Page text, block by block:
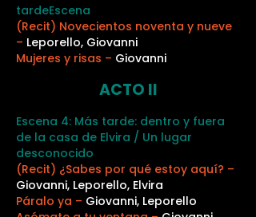
tardeEscena
(Recit) Novecientos noventa y nueve
– Leporello, Giovanni
Mujeres y risas – Giovanni
ACTO II
Escena 4: Más tarde: dentro y fuera
de la casa de Elvira / Un lugar
desconocido
(Recit) ¿Sabes por qué estoy aquí? –
Giovanni, Leporello, Elvira
Páralo ya – Giovanni, Leporello